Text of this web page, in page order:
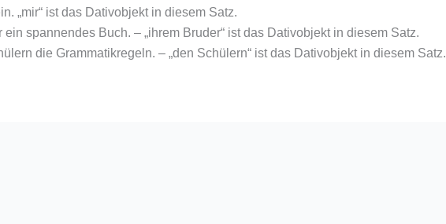
„mir“ ist das Dativobjekt in diesem Satz.
spannendes Buch. – „ihrem Bruder“ ist das Dativobjekt in diesem Satz.
die Grammatikregeln. – „den Schülern“ ist das Dativobjekt in diesem Satz.